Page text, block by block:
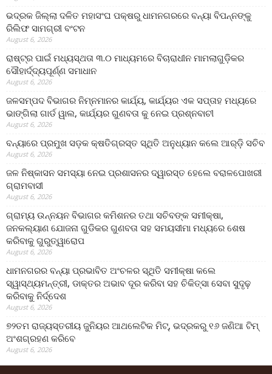
ଭଦ୍ରକ ଜିଲ୍ଲା ଦଳିତ ମହାସଂଘ ପକ୍ଷରୁ ଧାମନଗରରେ ବନ୍ୟା ବିପନ୍ନଙ୍କୁ
ରିଲିଫ ସାମଗ୍ରୀ ବଂଟନ
August 6, 2026
ରାଷ୍ଟ୍ର ପାଇଁ ମଧ୍ୟସ୍ଥତା ୩.୦ ମାଧ୍ୟମରେ ବିଚାରାଧୀନ ମାମଲାଗୁଡ଼ିକର
ସୌହାର୍ଦ୍ଦ୍ୟପୂର୍ଣ୍ଣ ସମାଧାନ
August 6, 2026
ଜଳସମ୍ପଦ ବିଭାଗର ନିମ୍ନମାନର କାର୍ଯ୍ୟ, କାର୍ଯ୍ୟର ଏକ ସପ୍ତାହ ମଧ୍ୟରେ
ଭାଙ୍ଗିଲା ଗାର୍ଡ ୱାଲ, କାର୍ଯ୍ୟର ଗୁଣବତା କୁ ନେଇ ପ୍ରଶ୍ନବାଚୀ
August 6, 2026
ବନ୍ୟାରେ ପ୍ରମୁଖ ସଡ଼କ କ୍ଷତିଗ୍ରସ୍ତ ସ୍ଥିତି ଅନୁଧ୍ୟାନ କଲେ ଆର୍‌ଡ଼ି ସଚିବ
August 6, 2026
ଜଳ ନିଷ୍କାସନ ସମସ୍ୟା ନେଇ ପ୍ରଶାସନର ଦ୍ୱାରସ୍ତ ହେଲେ ବରାଳପୋଖରୀ
ଗ୍ରାମବାସୀ
August 6, 2026
ଗ୍ରାମ୍ୟ ଉନ୍ନୟନ ବିଭାଗର କମିଶନର ତଥା ସଚିବଙ୍କ ସମୀକ୍ଷା,
ଜନକଲ୍ୟାଣ ଯୋଜନା ଗୁଡିକର ଗୁଣବତା ସହ ସମୟସୀମା ମଧ୍ୟରେ ଶେଷ
କରିବାକୁ ଗୁରୁତ୍ୱାରୋପ
August 6, 2026
ଧାମନଗରର ବନ୍ୟା ପ୍ରଭାବିତ ଅଂଚଳର ସ୍ଥିତି ସମୀକ୍ଷା କଲେ
ସ୍ୱାସ୍ଥ୍ୟମନ୍ତ୍ରୀ, ଡାକ୍ତର ଅଭାବ ଦୂର କରିବା ସହ ଚିକିତ୍ସା ସେବା ସୁଦୃଢ଼
କରିବାକୁ ନିର୍ଦ୍ଦେଶ
August 6, 2026
୭୨ତମ ରାଜ୍ୟସ୍ତରୀୟ ଜୁନିୟର ଆଥଲେଟିକ ମିଟ୍‌, ଭଦ୍ରକରୁ ୧୬ ଜଣିଆ ଟିମ୍
ଅଂଶଗ୍ରହଣ କରିବେ
August 6, 2026